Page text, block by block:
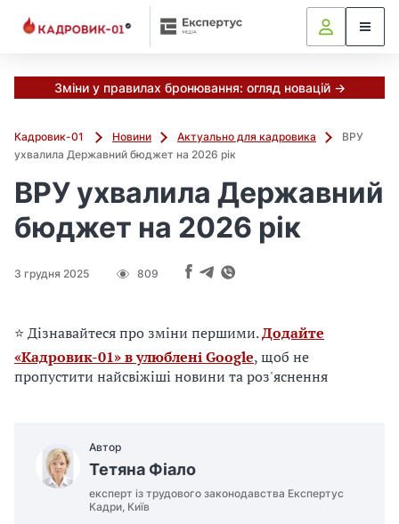
Зміни у правилах бронювання: огляд новацій →
Кадровик-01 Новини Актуально для кадровика
ВРУ
ухвалила Державний бюджет на 2026 рік
ВРУ ухвалила Державний
бюджет на 2026 рік
3 грудня 2025 809
⭐ Дізнавайтеся про зміни першими.Додайте
«Кадровик-01» в улюблені Google, щоб не
пропустити найсвіжіші новини та роз'яснення
Автор
Тетяна Фіало
експерт із трудового законодавства Експертус
Кадри, Київ